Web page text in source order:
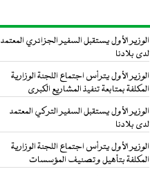
الوزير الأول يستقبل السفير الجزائري المعتمد
لدى بلادنا
الوزير الأول يترأس اجتماع اللجنة الوزارية
المكلفة بمتابعة تنفيذ المشاريع الكبرى
الوزير الأول يستقبل السفير التركي المعتمد
لدى بلادنا
الوزير الأول يترأس اجتماع اللجنة الوزارية
المكلفة بتأهيل وتصنيف المؤسسات